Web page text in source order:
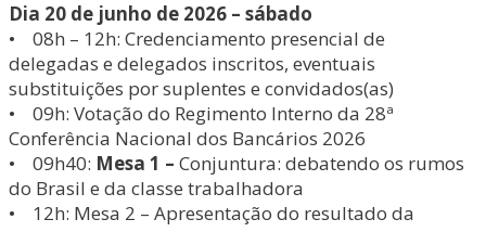
Dia 20 de junho de 2026 – sábado
• 08h – 12h: Credenciamento presencial de
delegadas e delegados inscritos, eventuais
substituições por suplentes e convidados(as)
• 09h: Votação do Regimento Interno da 28ª
Conferência Nacional dos Bancários 2026
• 09h40: Mesa 1 – Conjuntura: debatendo os rumos
do Brasil e da classe trabalhadora
• 12h: Mesa 2 – Apresentação do resultado da